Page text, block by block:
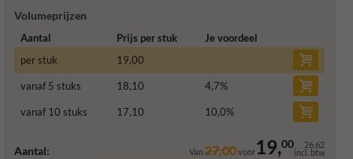
Volumeprijzen
Aantal Prijs per stuk
Je voordeel
per stuk
19,00
vanaf 5 stuks 18,10 4,7%
vanaf 10 stuks 17,10 10,0%
Aantal: Van27,00voor19,00 26,62
incl. btw